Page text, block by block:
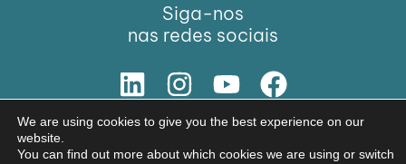
Siga-nos
nas redes sociais
NOSSA SOLUÇÃO
© Copyright 2026 BIŌNTE NUTRITION S.L.
We are using cookies to give you the best experience on our
website.
You can find out more about which cookies we are using or switch